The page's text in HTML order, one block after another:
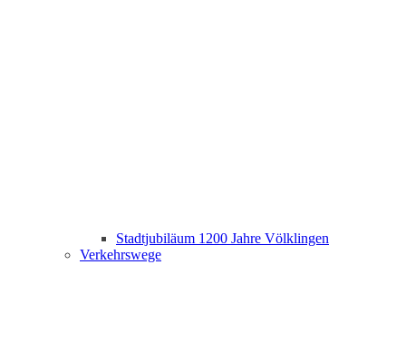
Stadtjubiläum 1200 Jahre Völklingen
Verkehrswege